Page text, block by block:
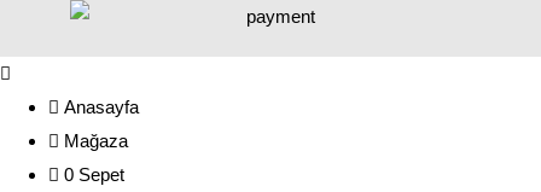
Anasayfa
Mağaza
0 Sepet